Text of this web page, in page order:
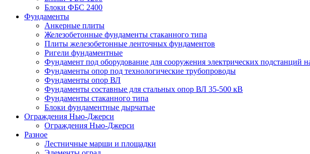
Блоки ФБС 2400
Фундаменты
Анкерные плиты
Железобетонные фундаменты стаканного типа
Плиты железобетонные ленточных фундаментов
Ригели фундаментные
Фундамент под оборудование для сооружения электрических подстанций
Фундаменты опор под технологические трубопроводы
Фундаменты опор ВЛ
Фундаменты составные для стальных опор ВЛ 35-500 кВ
Фундаменты стаканного типа
Блоки фундаментные дырчатые
Ограждения Нью-Джерси
Ограждения Нью-Джерси
Разное
Лестничные марши и площадки